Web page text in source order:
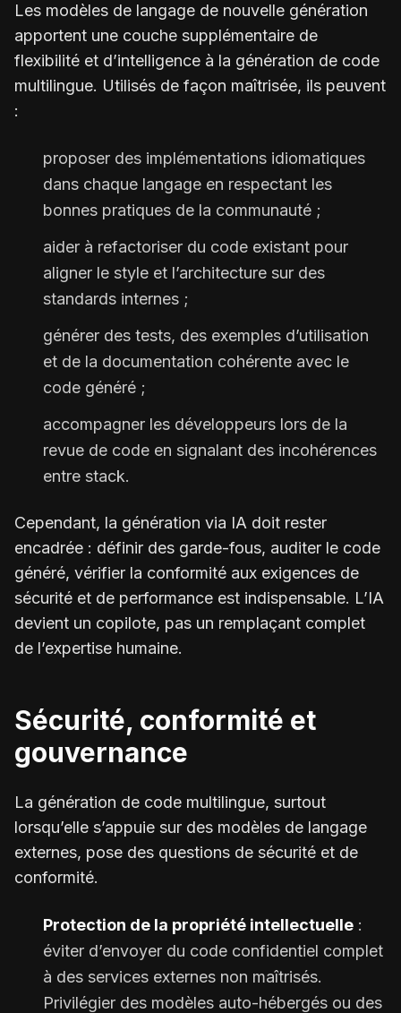
Les modèles de langage de nouvelle génération
apportent une couche supplémentaire de
flexibilité et d’intelligence à la génération de code
multilingue. Utilisés de façon maîtrisée, ils peuvent
:
proposer des implémentations idiomatiques
dans chaque langage en respectant les
bonnes pratiques de la communauté ;
aider à refactoriser du code existant pour
aligner le style et l’architecture sur des
standards internes ;
générer des tests, des exemples d’utilisation
et de la documentation cohérente avec le
code généré ;
accompagner les développeurs lors de la
revue de code en signalant des incohérences
entre stack.
Cependant, la génération via IA doit rester
encadrée : définir des garde-fous, auditer le code
généré, vérifier la conformité aux exigences de
sécurité et de performance est indispensable. L’IA
devient un copilote, pas un remplaçant complet
de l’expertise humaine.
Sécurité, conformité et
gouvernance
La génération de code multilingue, surtout
lorsqu’elle s’appuie sur des modèles de langage
externes, pose des questions de sécurité et de
conformité.
Protection de la propriété intellectuelle :
éviter d’envoyer du code confidentiel complet
à des services externes non maîtrisés.
Privilégier des modèles auto-hébergés ou des